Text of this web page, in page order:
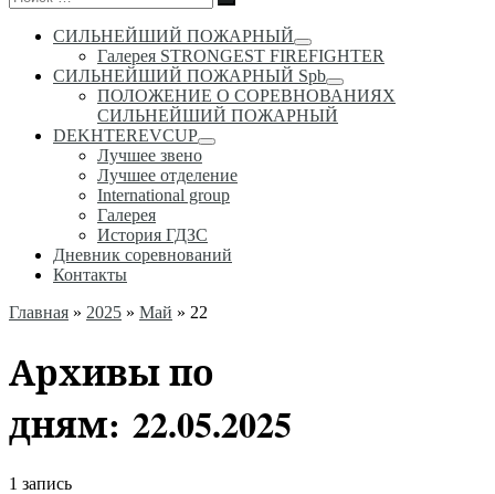
Поиск
…
СИЛЬНЕЙШИЙ ПОЖАРНЫЙ
Галерея STRONGEST FIREFIGHTER
СИЛЬНЕЙШИЙ ПОЖАРНЫЙ Spb
ПОЛОЖЕНИЕ О СОРЕВНОВАНИЯХ
СИЛЬНЕЙШИЙ ПОЖАРНЫЙ
DEKHTEREVCUP
Лучшее звено
Лучшее отделение
International group
Галерея
История ГДЗС
Дневник соревнований
Контакты
Главная » 2025 » Май » 22
Архивы по
дням: 22.05.2025
1 запись